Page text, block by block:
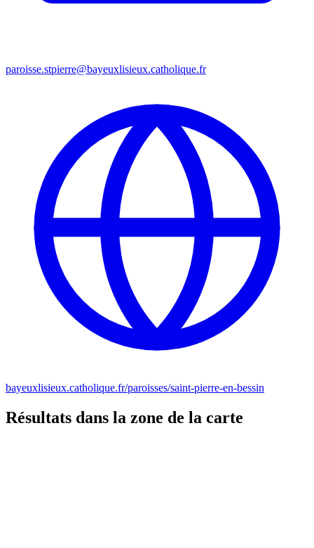
paroisse.stpierre@bayeuxlisieux.catholique.fr
bayeuxlisieux.catholique.fr/paroisses/saint-pierre-en-bessin
Résultats dans la zone de la carte